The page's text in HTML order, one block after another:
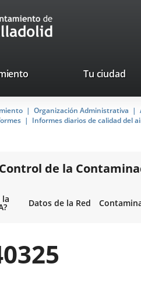
Tu ciudad
Organización Administrativa
Informes diarios de calidad del
de la
la Datos de la Red